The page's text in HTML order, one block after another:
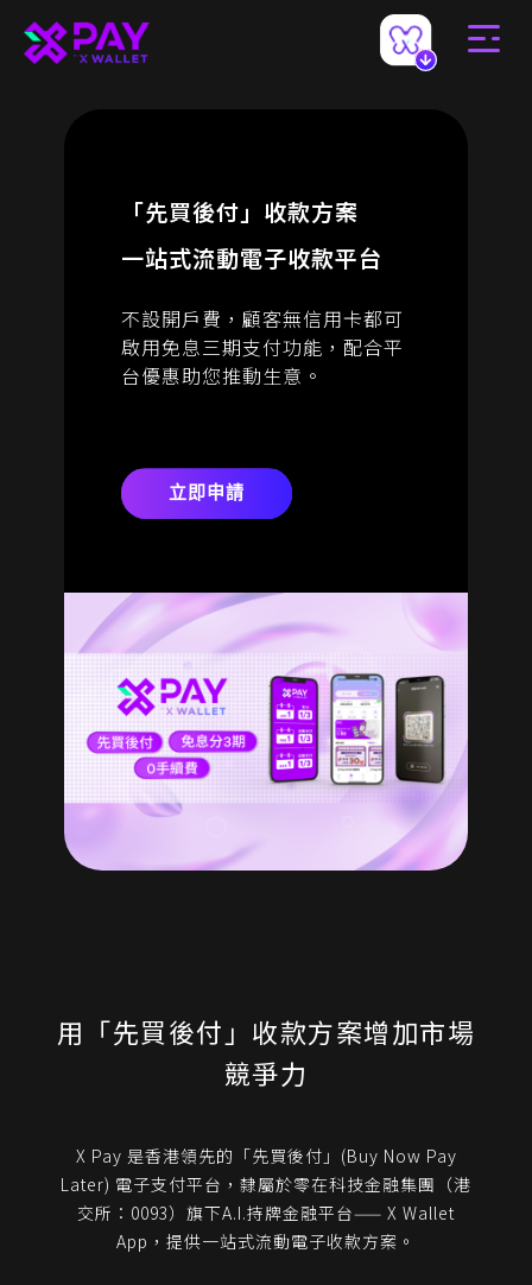
「先買後付」收款方案
一站式流動電子收款平台
不設開戶費，顧客無信用卡都可
啟用免息三期支付功能，配合平
台優惠助您推動生意。
立即申請
用「先買後付」收款方案增加市場
競爭力
X Pay 是香港領先的「先買後付」(Buy Now Pay
Later) 電子支付平台，隸屬於零在科技金融集團（港
交所：0093）旗下A.I.持牌金融平台—— X Wallet
App，提供一站式流動電子收款方案。